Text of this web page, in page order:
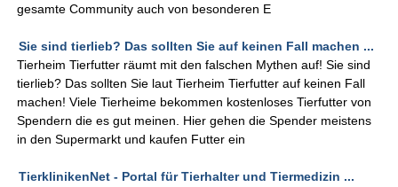
gesamte Community auch von besonderen E
Sie sind tierlieb? Das sollten Sie auf keinen Fall machen ...
Tierheim Tierfutter räumt mit den falschen Mythen auf! Sie sind
tierlieb? Das sollten Sie laut Tierheim Tierfutter auf keinen Fall
machen! Viele Tierheime bekommen kostenloses Tierfutter von
Spendern die es gut meinen. Hier gehen die Spender meistens
in den Supermarkt und kaufen Futter ein
TierklinikenNet - Portal für Tierhalter und Tiermedizin ...